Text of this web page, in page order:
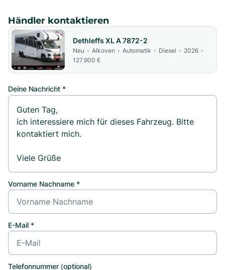
Händler kontaktieren
Dethleffs XL A 7872-2
Neu • Alkoven • Automatik • Diesel • 2026 •
127.900 €
Deine Nachricht *
Vorname Nachname *
E-Mail *
Telefonnummer (optional)